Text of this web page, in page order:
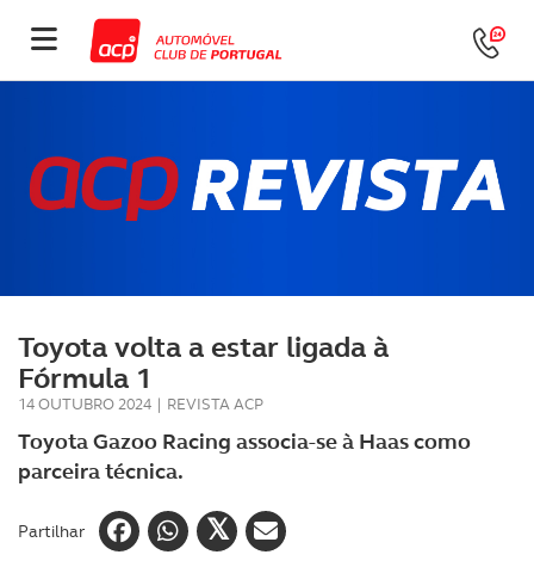
Toyota volta a estar ligada à
Fórmula 1
14 OUTUBRO 2024 | REVISTA ACP
Toyota Gazoo Racing associa-se à Haas como
parceira técnica.
Partilhar